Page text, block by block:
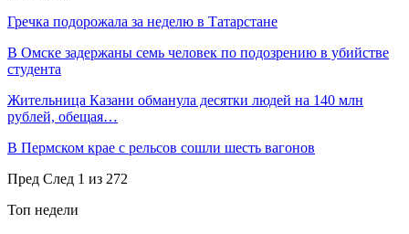
Гречка подорожала за неделю в Татарстане
В Омске задержаны семь человек по подозрению в убийстве
студента
Жительница Казани обманула десятки людей на 140 млн
рублей, обещая…
В Пермском крае с рельсов сошли шесть вагонов
Пред След 1 из 272
Топ недели